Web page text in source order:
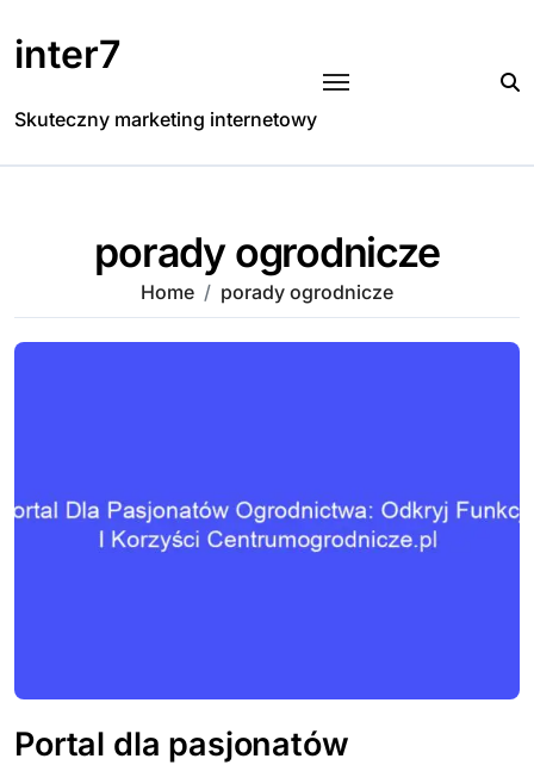
to
content
inter7
Skuteczny marketing internetowy
porady ogrodnicze
Home porady ogrodnicze
Portal dla pasjonatów